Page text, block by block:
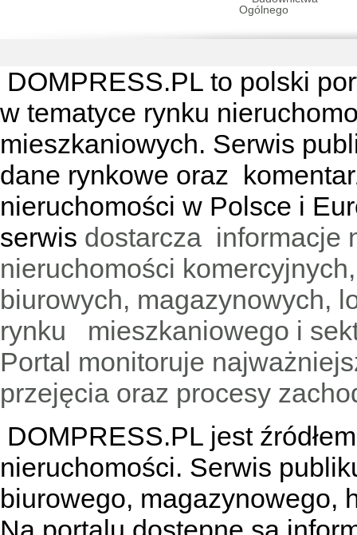
DOMPRESS.PL to polski
w tematyce rynku
mieszkaniowych. Serwis
dane rynkowe oraz
nieruchomości w Polsce i
serwis dostarcza informacje
nieruchomości
biurowych, magazynowych,
rynku mieszkaniowego i
Portal monitoruje
przejęcia oraz procesy
DOMPRESS.PL jest
nieruchomości. Serwis
biurowego, magazynowego,